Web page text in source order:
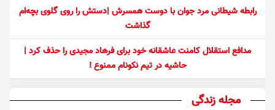
رابطه شیطانی مرد جوان با دوست همسرش |دستش را روی گلوی بچه‌ام
گذاشت
مدافع استقلال کامنت عاشقانه خود برای فرهاد مجیدی را حذف کرد |
حاشیه در تیم نکونام ممنوع !
مجله زندگی